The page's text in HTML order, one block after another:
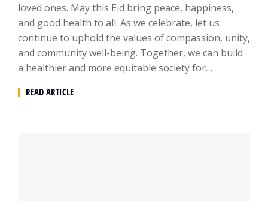
loved ones. May this Eid bring peace, happiness,
and good health to all. As we celebrate, let us
continue to uphold the values of compassion, unity,
and community well-being. Together, we can build
a healthier and more equitable society for…
READ ARTICLE